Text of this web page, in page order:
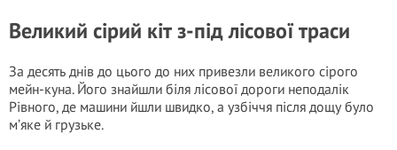
Великий сірий кіт з-під лісової траси
За десять днів до цього до них привезли великого сірого
мейн-куна. Його знайшли біля лісової дороги неподалік
Рівного, де машини йшли швидко, а узбіччя після дощу було
м’яке й грузьке.